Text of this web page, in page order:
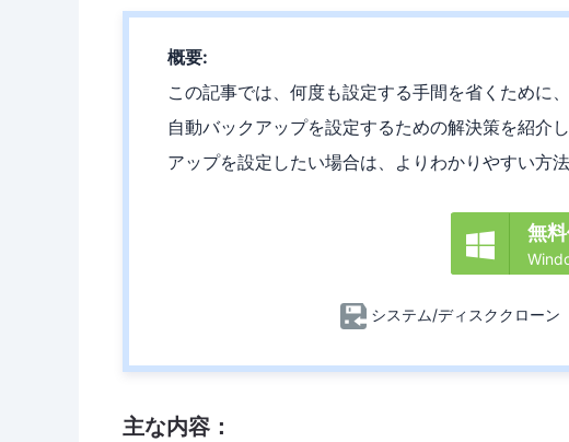
概要:
この記事では、何度も設定する手間を省くため
自動バックアップを設定するための解決策を紹介
アップを設定したい場合は、よりわかりやすい方
 無
システム/ディスククローン
主な内容：